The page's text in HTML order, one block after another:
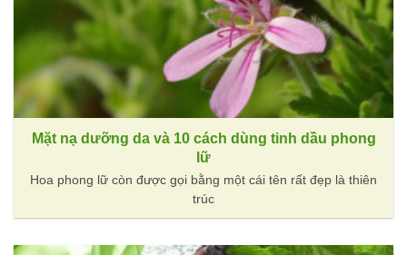
Mặt nạ dưỡng da và 10 cách dùng tinh dầu phong
lữ
Hoa phong lữ còn được gọi bằng một cái tên rất đẹp là thiên
trúc